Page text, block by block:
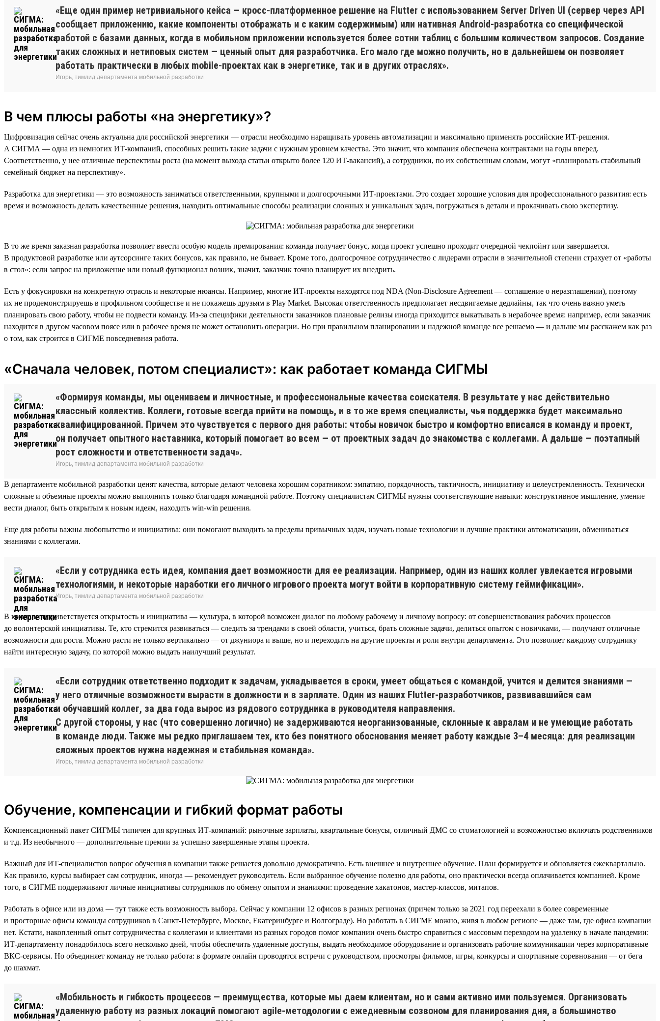
«Еще один пример нетривиального кейса — кросс-платформенное решение на Flutter с использованием Server Driven UI (сервер через API
сообщает приложению, какие компоненты отображать и с каким содержимым) или нативная Android-разработка со специфической
работой с базами данных, когда в мобильном приложении используется более сотни таблиц с большим количеством запросов. Создание
таких сложных и нетиповых систем — ценный опыт для разработчика. Его мало где можно получить, но в дальнейшем он позволяет
работать практически в любых mobile-проектах как в энергетике, так и в других отраслях».
Игорь, тимлид департамента мобильной разработки
В чем плюсы работы «на энергетику»?
Цифровизация сейчас очень актуальна для российской энергетики — отрасли необходимо наращивать уровень автоматизации и максимально применять российские ИТ-решения.
А СИГМА — одна из немногих ИТ-компаний, способных решить такие задачи с нужным уровнем качества. Это значит, что компания обеспечена контрактами на годы вперед.
Соответственно, у нее отличные перспективы роста (на момент выхода статьи открыто более 120 ИТ-вакансий), а сотрудники, по их собственным словам, могут «планировать стабильный
семейный бюджет на перспективу».
Разработка для энергетики — это возможность заниматься ответственными, крупными и долгосрочными ИТ-проектами. Это создает хорошие условия для профессионального развития: есть
время и возможность делать качественные решения, находить оптимальные способы реализации сложных и уникальных задач, погружаться в детали и прокачивать свою экспертизу.
В то же время заказная разработка позволяет ввести особую модель премирования: команда получает бонус, когда проект успешно проходит очередной чекпойнт или завершается.
В продуктовой разработке или аутсорсинге таких бонусов, как правило, не бывает. Кроме того, долгосрочное сотрудничество с лидерами отрасли в значительной степени страхует от «работы
в стол»: если запрос на приложение или новый функционал возник, значит, заказчик точно планирует их внедрить.
Есть у фокусировки на конкретную отрасль и некоторые нюансы. Например, многие ИТ-проекты находятся под NDA (Non-Disclosure Agreement — соглашение о неразглашении), поэтому
их не продемонстрируешь в профильном сообществе и не покажешь друзьям в Play Market. Высокая ответственность предполагает несдвигаемые дедлайны, так что очень важно уметь
планировать свою работу, чтобы не подвести команду. Из-за специфики деятельности заказчиков плановые релизы иногда приходится выкатывать в нерабочее время: например, если заказчик
находится в другом часовом поясе или в рабочее время не может остановить операции. Но при правильном планировании и надежной команде все решаемо — и дальше мы расскажем как раз
о том, как строится в СИГМЕ повседневная работа.
«Сначала человек, потом специалист»: как работает команда СИГМЫ
«Формируя команды, мы оцениваем и личностные, и профессиональные качества соискателя. В результате у нас действительно
классный коллектив. Коллеги, готовые всегда прийти на помощь, и в то же время специалисты, чья поддержка будет максимально
квалифицированной. Причем это чувствуется с первого дня работы: чтобы новичок быстро и комфортно вписался в команду и проект,
он получает опытного наставника, который помогает во всем — от проектных задач до знакомства с коллегами. А дальше — поэтапный
рост сложности и ответственности задач».
Игорь, тимлид департамента мобильной разработки
В департаменте мобильной разработки ценят качества, которые делают человека хорошим соратником: эмпатию, порядочность, тактичность, инициативу и целеустремленность. Технически
сложные и объемные проекты можно выполнить только благодаря командной работе. Поэтому специалистам СИГМЫ нужны соответствующие навыки: конструктивное мышление, умение
вести диалог, быть открытым к новым идеям, находить win-win решения.
Еще для работы важны любопытство и инициатива: они помогают выходить за пределы привычных задач, изучать новые технологии и лучшие практики автоматизации, обмениваться
знаниями с коллегами.
«Если у сотрудника есть идея, компания дает возможности для ее реализации. Например, один из наших коллег увлекается игровыми
технологиями, и некоторые наработки его личного игрового проекта могут войти в корпоративную систему геймификации».
Игорь, тимлид департамента мобильной разработки
В компании приветствуется открытость и инициатива — культура, в которой возможен диалог по любому рабочему и личному вопросу: от совершенствования рабочих процессов
до волонтерской инициативы. Те, кто стремится развиваться — следить за трендами в своей области, учиться, брать сложные задачи, делиться опытом с новичками, — получают отличные
возможности для роста. Можно расти не только вертикально — от джуниора и выше, но и переходить на другие проекты и роли внутри департамента. Это позволяет каждому сотруднику
найти интересную задачу, по которой можно выдать наилучший результат.
«Если сотрудник ответственно подходит к задачам, укладывается в сроки, умеет общаться с командой, учится и делится знаниями —
у него отличные возможности вырасти в должности и в зарплате. Один из наших Flutter-разработчиков, развивавшийся сам
и обучавший коллег, за два года вырос из рядового сотрудника в руководителя направления.
С другой стороны, у нас (что совершенно логично) не задерживаются неорганизованные, склонные к авралам и не умеющие работать
в команде люди. Также мы редко приглашаем тех, кто без понятного обоснования меняет работу каждые 3–4 месяца: для реализации
сложных проектов нужна надежная и стабильная команда».
Игорь, тимлид департамента мобильной разработки
Обучение, компенсации и гибкий формат работы
Компенсационный пакет СИГМЫ типичен для крупных ИТ-компаний: рыночные зарплаты, квартальные бонусы, отличный ДМС со стоматологией и возможностью включать родственников
и т.д. Из необычного — дополнительные премии за успешно завершенные этапы проекта.
Важный для ИТ-специалистов вопрос обучения в компании также решается довольно демократично. Есть внешнее и внутреннее обучение. План формируется и обновляется ежеквартально.
Как правило, курсы выбирает сам сотрудник, иногда — рекомендует руководитель. Если выбранное обучение полезно для работы, оно практически всегда оплачивается компанией. Кроме
того, в СИГМЕ поддерживают личные инициативы сотрудников по обмену опытом и знаниями: проведение хакатонов, мастер-классов, митапов.
Работать в офисе или из дома — тут также есть возможность выбора. Сейчас у компании 12 офисов в разных регионах (причем только за 2021 год переехали в более современные
и просторные офисы команды сотрудников в Санкт-Петербурге, Москве, Екатеринбурге и Волгограде). Но работать в СИГМЕ можно, живя в любом регионе — даже там, где офиса компании
нет. Кстати, накопленный опыт сотрудничества с коллегами и клиентами из разных городов помог компании очень быстро справиться с массовым переходом на удаленку в начале пандемии:
ИТ-департаменту понадобилось всего несколько дней, чтобы обеспечить удаленные доступы, выдать необходимое оборудование и организовать рабочие коммуникации через корпоративные
ВКС-сервисы. Но объединяет команду не только работа: в формате онлайн проводятся встречи с руководством, просмотры фильмов, игры, конкурсы и спортивные соревнования — от бега
до шахмат.
«Мобильность и гибкость процессов — преимущества, которые мы даем клиентам, но и сами активно ими пользуемся. Организовать
удаленную работу из разных локаций помогают agile-методологии с ежедневным созвоном для планирования дня, а большинство